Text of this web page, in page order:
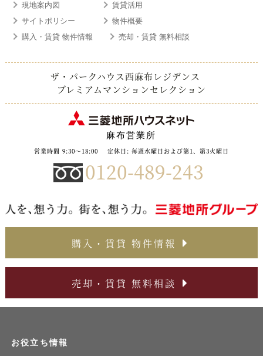
現地案内図
賃貸活用
サイトポリシー
物件概要
購入・賃貸 物件情報
売却・賃貸 無料相談
ザ・パークハウス西麻布レジデンス
プレミアムマンションセレクション
麻布営業所
営業時間 9:30〜18:00 定休日: 毎週水曜日および第1、第3火曜日
0120-489-243
購入・賃貸 物件情報
売却・賃貸 無料相談
お役立ち情報